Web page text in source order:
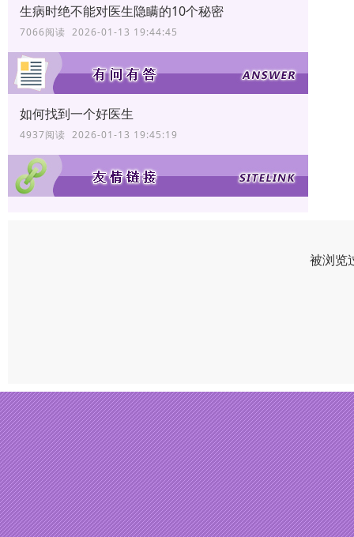
生病时绝不能对医生隐瞒的10个秘密
7066阅读 2026-01-13 19:44:45
如何找到一个好医生
4937阅读 2026-01-13 19:45:19
被浏览